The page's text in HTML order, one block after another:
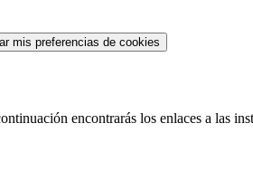
mis preferencias de cookies
encontrarás los enlaces a las